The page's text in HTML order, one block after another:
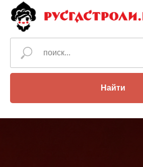
Найти